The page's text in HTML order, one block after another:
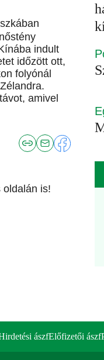
indult
időzött ott,
folyónál
amivel
oldalán is!
ászfElőfizetői ászf